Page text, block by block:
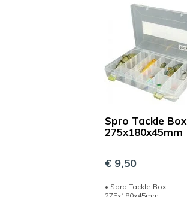
Spro Tackle Box
275x180x45mm
€ 9,50
• Spro Tackle Box